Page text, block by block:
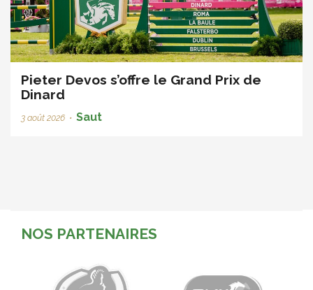
Pieter Devos s’offre le Grand Prix de
Dinard
3 août 2026 • Saut
NOS PARTENAIRES